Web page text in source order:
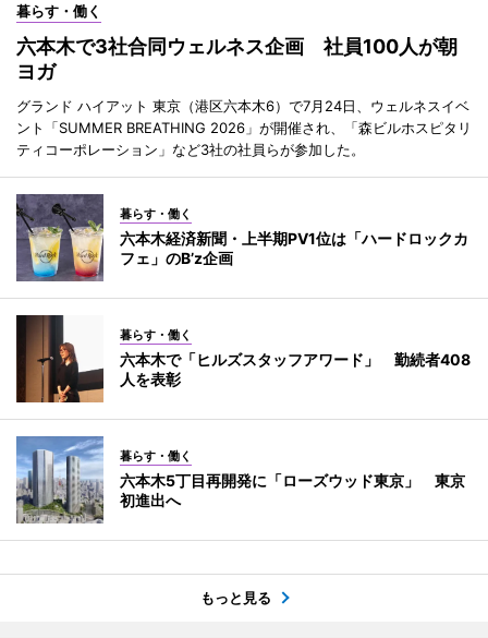
暮らす・働く
六本木で3社合同ウェルネス企画 社員100人が朝
ヨガ
グランド ハイアット 東京（港区六本木6）で7月24日、ウェルネスイベ
ント「SUMMER BREATHING 2026」が開催され、「森ビルホスピタリ
ティコーポレーション」など3社の社員らが参加した。
暮らす・働く
六本木経済新聞・上半期PV1位は「ハードロックカ
フェ」のB’z企画
暮らす・働く
六本木で「ヒルズスタッフアワード」 勤続者408
人を表彰
暮らす・働く
六本木5丁目再開発に「ローズウッド東京」 東京
初進出へ
もっと見る